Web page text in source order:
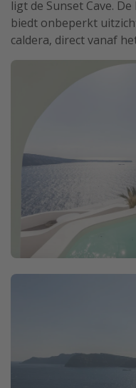
ligt de Sunset Cave.
biedt onbeperkt
caldera, direct vanaf